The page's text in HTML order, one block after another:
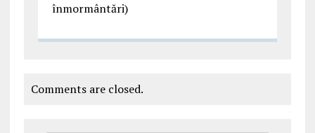
înmormântări)
Comments are closed.